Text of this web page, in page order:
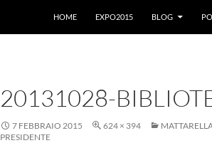
HOME
EXPO2015 BLOG
20131028-
7 FEBBRAIO 2015 624 × 394
PRESIDENTE